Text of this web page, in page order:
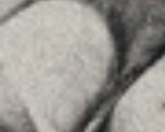
Youtube
Allyon — Barcelona, Spain
AVÍS LEGAL
POLÍTICA DE COOKIES·